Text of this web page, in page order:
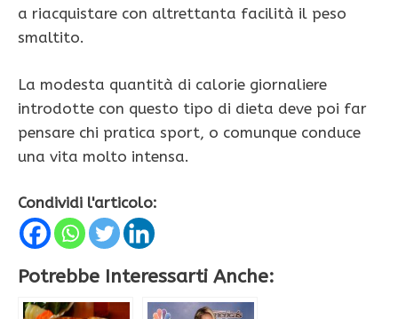
a riacquistare con altrettanta facilità il peso
smaltito.
La modesta quantità di calorie giornaliere
introdotte con questo tipo di dieta deve poi far
pensare chi pratica sport, o comunque conduce
una vita molto intensa.
Condividi l'articolo:
Potrebbe Interessarti Anche: